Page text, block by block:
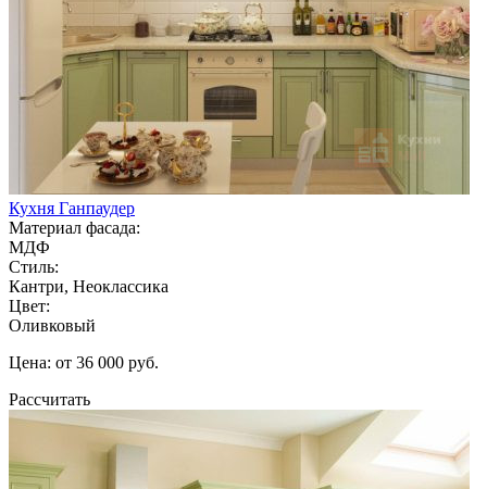
Кухня Ганпаудер
Материал фасада:
МДФ
Стиль:
Кантри, Неоклассика
Цвет:
Оливковый
Цена: от 36 000 руб.
Рассчитать